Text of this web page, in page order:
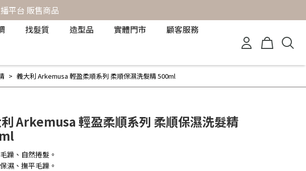
平台 販售商品
找髮質 造型品 實體門市 顧客服務
義大利 Arkemusa 輕盈柔順系列 柔順保濕洗髮精 500ml
Arkemusa 輕盈柔順系列 柔順保濕洗髮精
躁、自然捲髮。
濕、撫平毛躁。